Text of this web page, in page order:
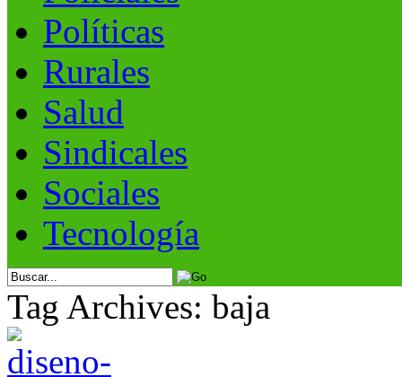
Políticas
Rurales
Salud
Sindicales
Sociales
Tecnología
Tag Archives: baja